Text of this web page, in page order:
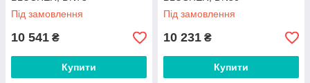
арт.402.204.075
Під замовлення
10 541 ₴
Купити
арт.402.204.050
Під замовлення
10 231 ₴
Купити